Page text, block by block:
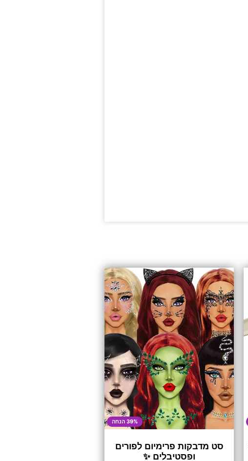
39% הנחה
סט מדבקות פרימיום לפורים
ופסטיבלים ✨